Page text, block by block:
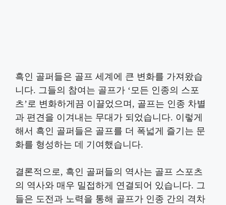
흑인 골퍼들은 골프 세계에 큰 변화를 가져왔습
니다. 그들의 참여는 골프가 ‘모든 인종의 스포
츠’로 변화하게끔 이끌었으며, 골프는 인종 차별
과 편견을 이겨내는 무대가 되었습니다. 이렇게
해서 흑인 골퍼들은 골프를 더 폭넓게 즐기는 문
화를 형성하는 데 기여했습니다.
결론적으로, 흑인 골퍼들의 역사는 골프 스포츠
의 역사와 매우 밀접하게 연결되어 있습니다. 그
들은 도전과 노력을 통해 골프가 인종 간의 격차